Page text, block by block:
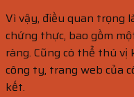
Vì vậy, điều quan trọng
chứng thực, bao gồm
ràng. Cũng có thể thú
công ty, trang web của
kết.